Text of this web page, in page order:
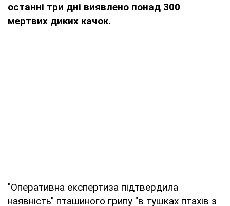
останні три дні виявлено понад 300
мертвих диких качок.
"Оперативна експертиза підтвердила
наявність" пташиного грипу "в тушках птахів з